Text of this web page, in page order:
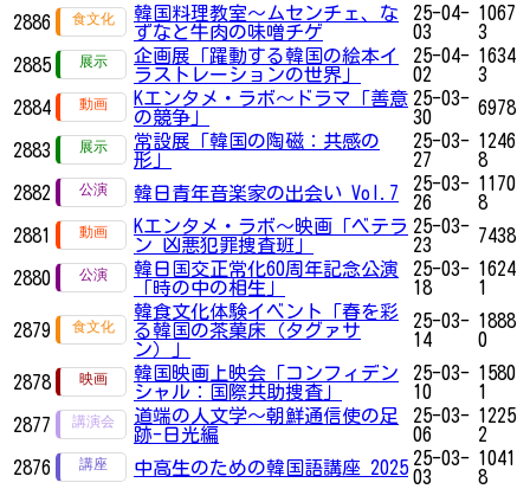
2886
韓国料理教室～ムセンチェ、な
ずなと牛肉の味噌チゲ
25-04-
03
1067
3
2885
企画展「躍動する韓国の絵本イ
ラストレーションの世界」
25-04-
02
1634
3
2884
Kエンタメ・ラボ～ドラマ「善意
の競争」
25-03-
30
6978
2883
常設展「韓国の陶磁：共感の
形」
25-03-
27
1246
8
2882
韓日青年音楽家の出会い Vol.7
25-03-
26
1170
8
2881
Kエンタメ・ラボ～映画「ベテラ
ン 凶悪犯罪捜査班」
25-03-
23
7438
2880
韓日国交正常化60周年記念公演
「時の中の相生」
25-03-
18
1624
1
2879
韓食文化体験イベント「春を彩
る韓国の茶菓床（タグァサ
ン）」
25-03-
14
1888
0
2878
韓国映画上映会「コンフィデン
シャル：国際共助捜査」
25-03-
10
1580
1
2877
道端の人文学〜朝鮮通信使の足
跡-日光編
25-03-
06
1225
2
2876
中高生のための韓国語講座 2025 25-03-
03
1041
8